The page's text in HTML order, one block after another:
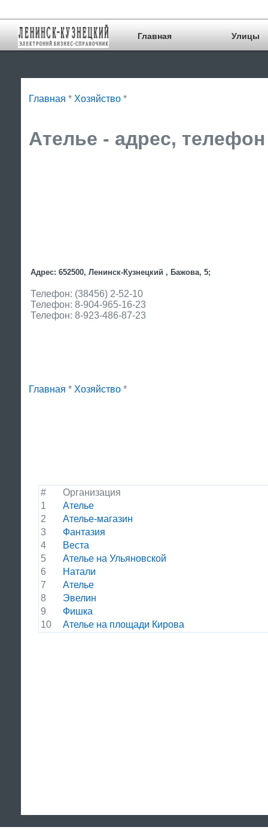
Главная Улицы
Главная * Хозяйство *
Ателье - адрес, телефон
Адрес: 652500, Ленинск-Кузнецкий , Бажова, 5;
Телефон: (38456) 2-52-10
Телефон: 8-904-965-16-23
Телефон: 8-923-486-87-23
Главная * Хозяйство *
#
Организация
1
Ателье
2
Ателье-магазин
3
Фантазия
4
Веста
5
Ателье на Ульяновской
6
Натали
7
Ателье
8
Эвелин
9
Фишка
10
Ателье на площади Кирова